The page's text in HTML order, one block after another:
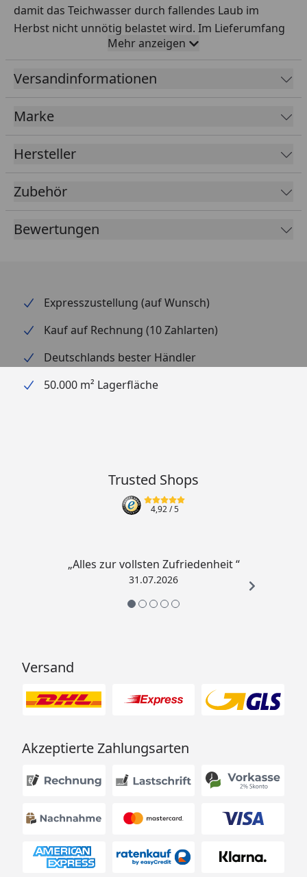
damit das Teichwasser durch fallendes Laub im
Herbst nicht unnötig belastet wird. Im Lieferumfang
sind 10 Befestigungshaken enthalten.
Material: PE, monofil, gewirkt, 15,7 g/qm
Mehr anzeigen
Versandinformationen
Marke
Hersteller
Zubehör
Bewertungen
Expresszustellung (auf Wunsch)
Kauf auf Rechnung (10 Zahlarten)
Deutschlands bester Händler
50.000 m² Lagerfläche
Trusted Shops
4,92/ 5
„Alles zur vollsten Zufriedenheit “
31.07.2026
Versand
Akzeptierte Zahlungsarten